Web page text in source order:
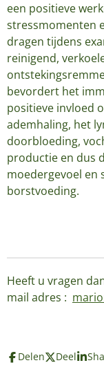
een positieve
stressmomenten
dragen tijdens
reinigend,
bevordert het
positieve invloed
ademhaling, het
doorbloeding,
productie en dus
moedergevoel
borstvoeding.
Heeft u vragen
mail adres :
Delen Deel